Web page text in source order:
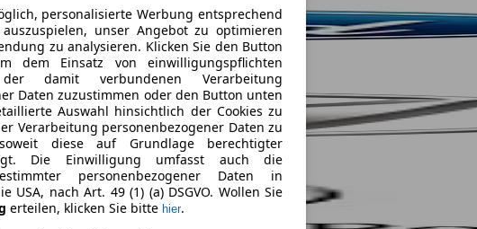
personalisierte Werbung entsprechend
unser Angebot zu optimieren
zu analysieren. Klicken Sie den Button
dem Einsatz von einwilligungspflichten
damit verbundenen Verarbeitung
Daten zuzustimmen oder den Button unten
Auswahl hinsichtlich der Cookies zu
Verarbeitung personenbezogener Daten zu
diese auf Grundlage berechtigter
Die Einwilligung umfasst auch die
personenbezogener Daten in
USA, nach Art. 49 (1) (a) DSGVO. Wollen Sie
erteilen, klicken Sie bitte hier.